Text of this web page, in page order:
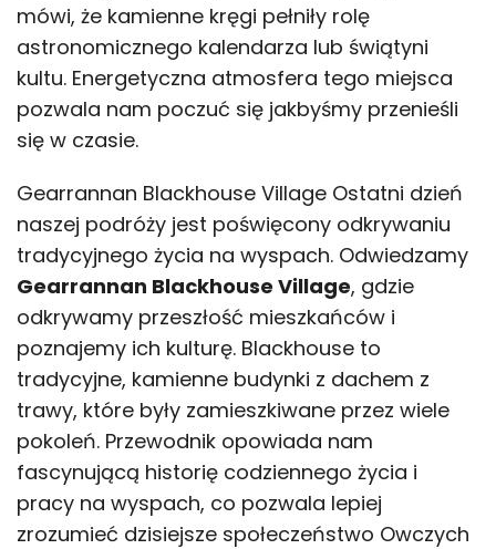
mówi, że kamienne kręgi pełniły rolę
astronomicznego kalendarza lub świątyni
kultu. Energetyczna atmosfera tego miejsca
pozwala nam poczuć się jakbyśmy przenieśli
się w czasie.
Gearrannan Blackhouse Village Ostatni dzień
naszej podróży jest poświęcony odkrywaniu
tradycyjnego życia na wyspach. Odwiedzamy
Gearrannan Blackhouse Village, gdzie
odkrywamy przeszłość mieszkańców i
poznajemy ich kulturę. Blackhouse to
tradycyjne, kamienne budynki z dachem z
trawy, które były zamieszkiwane przez wiele
pokoleń. Przewodnik opowiada nam
fascynującą historię codziennego życia i
pracy na wyspach, co pozwala lepiej
zrozumieć dzisiejsze społeczeństwo Owczych